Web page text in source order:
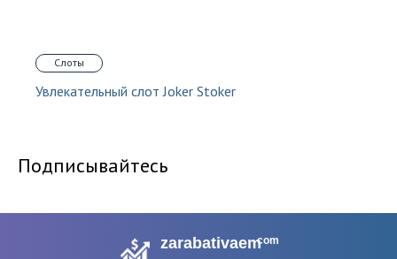
Слоты
Увлекательный слот Joker Stoker
Подписывайтесь
zarabativaemcom